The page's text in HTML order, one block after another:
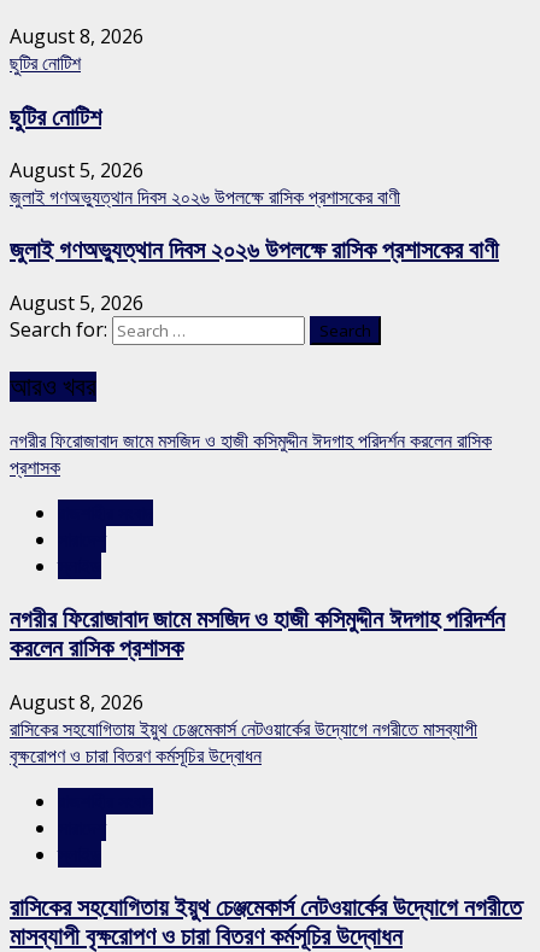
August 8, 2026
ছুটির নোটিশ
ছুটির নোটিশ
August 5, 2026
জুলাই গণঅভ্যুত্থান দিবস ২০২৬ উপলক্ষে রাসিক প্রশাসকের বাণী
জুলাই গণঅভ্যুত্থান দিবস ২০২৬ উপলক্ষে রাসিক প্রশাসকের বাণী
August 5, 2026
Search for:
আরও খবর
নগরীর ফিরোজাবাদ জামে মসজিদ ও হাজী কসিমুদ্দীন ঈদগাহ পরিদর্শন করলেন রাসিক
প্রশাসক
নগরীর ফিরোজাবাদ জামে মসজিদ ও হাজী কসিমুদ্দীন ঈদগাহ পরিদর্শন
করলেন রাসিক প্রশাসক
August 8, 2026
রাসিকের সহযোগিতায় ইয়ুথ চেঞ্জমেকার্স নেটওয়ার্কের উদ্যোগে নগরীতে মাসব্যাপী
বৃক্ষরোপণ ও চারা বিতরণ কর্মসূচির উদ্বোধন
রাসিকের সহযোগিতায় ইয়ুথ চেঞ্জমেকার্স নেটওয়ার্কের উদ্যোগে নগরীতে
মাসব্যাপী বৃক্ষরোপণ ও চারা বিতরণ কর্মসূচির উদ্বোধন